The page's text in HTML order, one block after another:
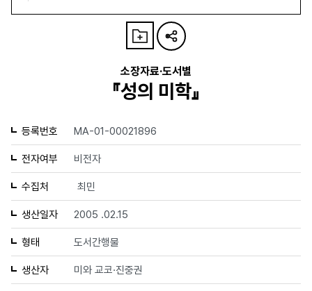
소장자료·도서별
『성의 미학』
등록번호 MA-01-00021896
전자여부 비전자
수집처 최민
생산일자 2005 .02.15
형태 도서간행물
생산자 미와 교코·진중권